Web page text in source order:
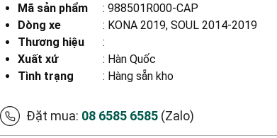
Mã sản phẩm : 988501R000-CAP
Dòng xe
: KONA 2019, SOUL 2014-2019
Thương hiệu
:
Xuất xứ
: Hàn Quốc
Tình trạng
: Hàng sẵn kho
Đặt mua: 08 6585 6585 (Zalo)